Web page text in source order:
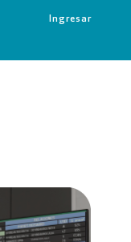
Ingresar